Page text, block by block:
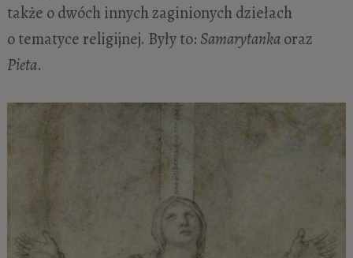
także o dwóch innych zaginionych dziełach
o tematyce religijnej. Były to: Samarytankaoraz
Pieta.